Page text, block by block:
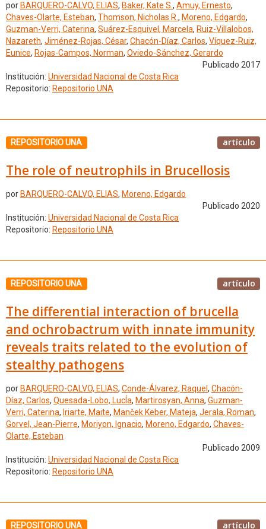
por BARQUERO-CALVO, ELIAS, Baker, Kate S., Amuy, Ernesto,
Chaves-Olarte, Esteban, Thomson, Nicholas R., Moreno, Edgardo,
Guzman-Verri, Caterina, Suárez-Esquivel, Marcela, Ruiz-Villalobos,
Nazareth, Jiménez-Rojas, César, Chacón-Díaz, Carlos, Víquez-Ruiz,
Eunice, Rojas-Campos, Norman, Oviedo-Sánchez, Gerardo
Publicado 2017
Institución: Universidad Nacional de Costa Rica
Repositorio: Repositorio UNA
REPOSITORIO UNA artículo
The role of neutrophils in Brucellosis
por BARQUERO-CALVO, ELIAS, Moreno, Edgardo
Publicado 2020
Institución: Universidad Nacional de Costa Rica
Repositorio: Repositorio UNA
REPOSITORIO UNA artículo
The differential interaction of brucella
and ochrobactrum with innate immunity
reveals traits related to the evolution of
stealthy pathogens
por BARQUERO-CALVO, ELIAS, Conde-Álvarez, Raquel , Chacón-
Díaz, Carlos, Quesada-Lobo, LucÍa, Martirosyan, Anna, Guzman-
Verri, Caterina, Iriarte, Maite, Manček Keber, Mateja, Jerala, Roman,
Gorvel, Jean-Pierre, Moriyon, Ignacio, Moreno, Edgardo, Chaves-
Olarte, Esteban
Publicado 2009
Institución: Universidad Nacional de Costa Rica
Repositorio: Repositorio UNA
REPOSITORIO UNA artículo